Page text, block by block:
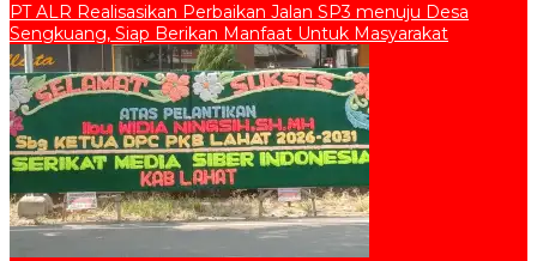
PT ALR Realisasikan Perbaikan Jalan SP3 menuju Desa
Sengkuang, Siap Berikan Manfaat Untuk Masyarakat